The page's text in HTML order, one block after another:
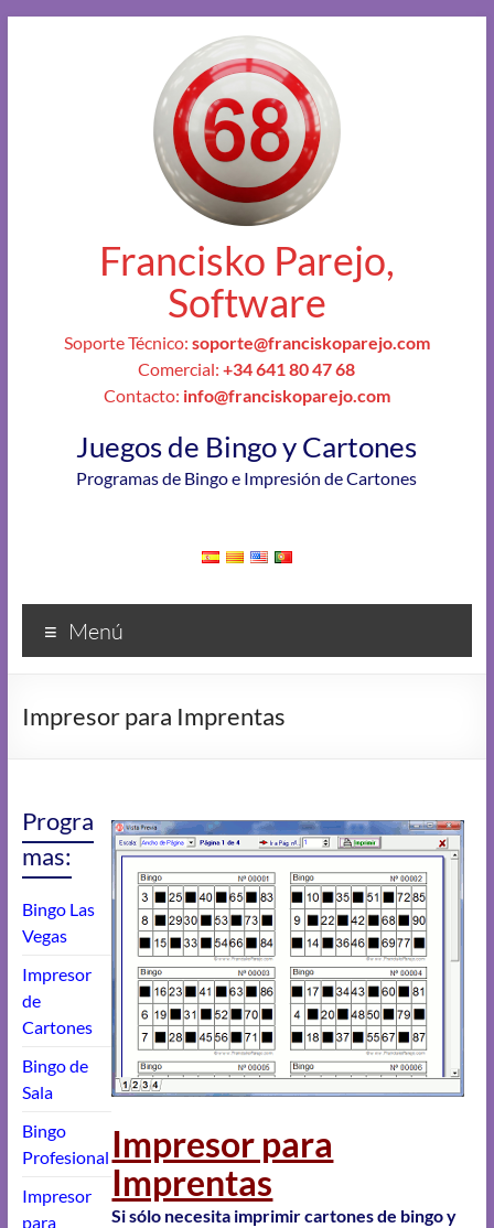
Francisko Parejo,
Software
Soporte Técnico: soporte@franciskoparejo.com
Comercial:+34 641 80 47 68
Contacto: info@franciskoparejo.com
Juegos de Bingo y Cartones
Programas de Bingo e Impresión de Cartones
Menú
Impresor para Imprentas
Impresor para
Imprentas
Si sólo necesita imprimir cartones de bingo y
Progra
mas:
Bingo Las
Vegas
Impresor
de
Cartones
Bingo de
Sala
Bingo
Profesional
Impresor
para